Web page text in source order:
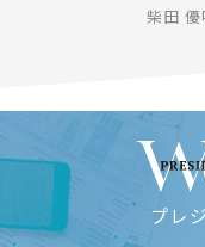
柴田 優
プレ